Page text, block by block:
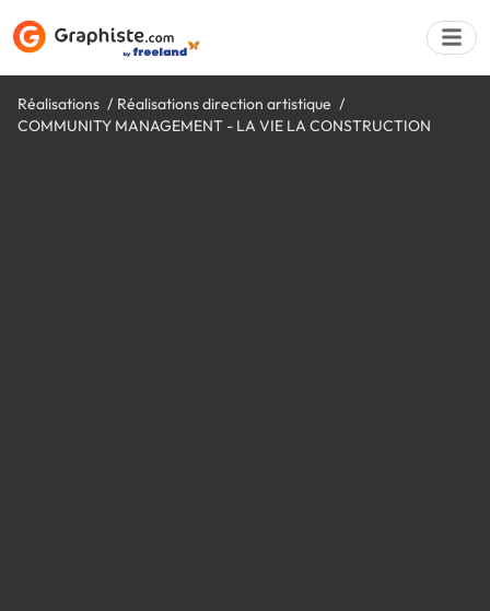
Réalisations
Réalisations direction artistique
COMMUNITY MANAGEMENT - LA VIE LA CONSTRUCTION